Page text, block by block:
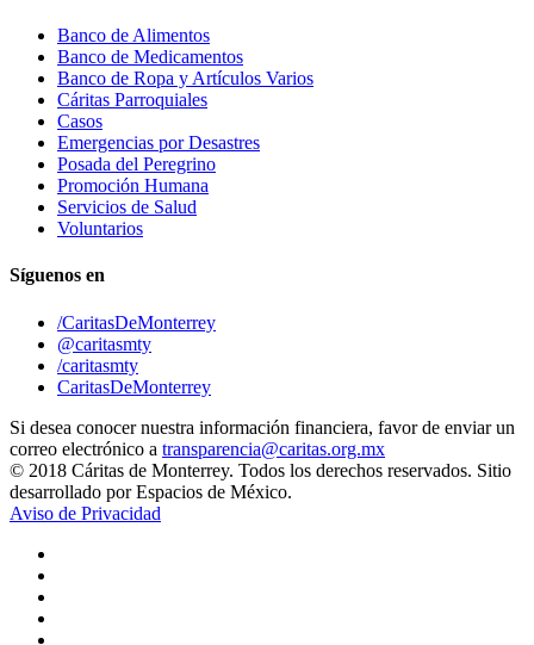
Banco de Alimentos
Banco de Medicamentos
Banco de Ropa y Artículos Varios
Cáritas Parroquiales
Casos
Emergencias por Desastres
Posada del Peregrino
Promoción Humana
Servicios de Salud
Voluntarios
Síguenos en
/CaritasDeMonterrey
@caritasmty
/caritasmty
CaritasDeMonterrey
Si desea conocer nuestra información financiera, favor de enviar un
correo electrónico a transparencia@caritas.org.mx
© 2018 Cáritas de Monterrey. Todos los derechos reservados. Sitio
desarrollado por Espacios de México.
Aviso de Privacidad